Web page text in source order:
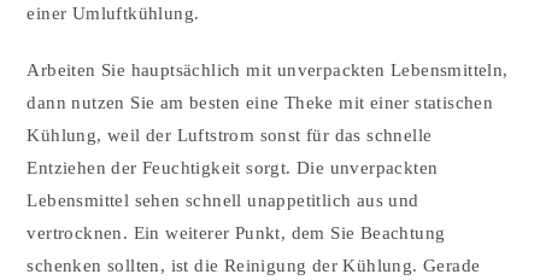
einer Umluftkühlung.
Arbeiten Sie hauptsächlich mit unverpackten Lebensmitteln,
dann nutzen Sie am besten eine Theke mit einer statischen
Kühlung, weil der Luftstrom sonst für das schnelle
Entziehen der Feuchtigkeit sorgt. Die unverpackten
Lebensmittel sehen schnell unappetitlich aus und
vertrocknen. Ein weiterer Punkt, dem Sie Beachtung
schenken sollten, ist die Reinigung der Kühlung. Gerade